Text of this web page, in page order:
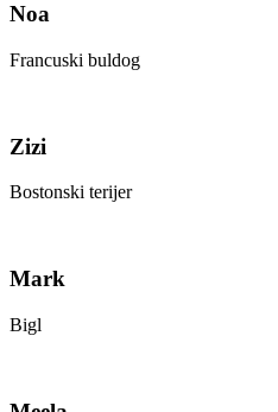
Noa
Francuski buldog
Zizi
Bostonski terijer
Mark
Bigl